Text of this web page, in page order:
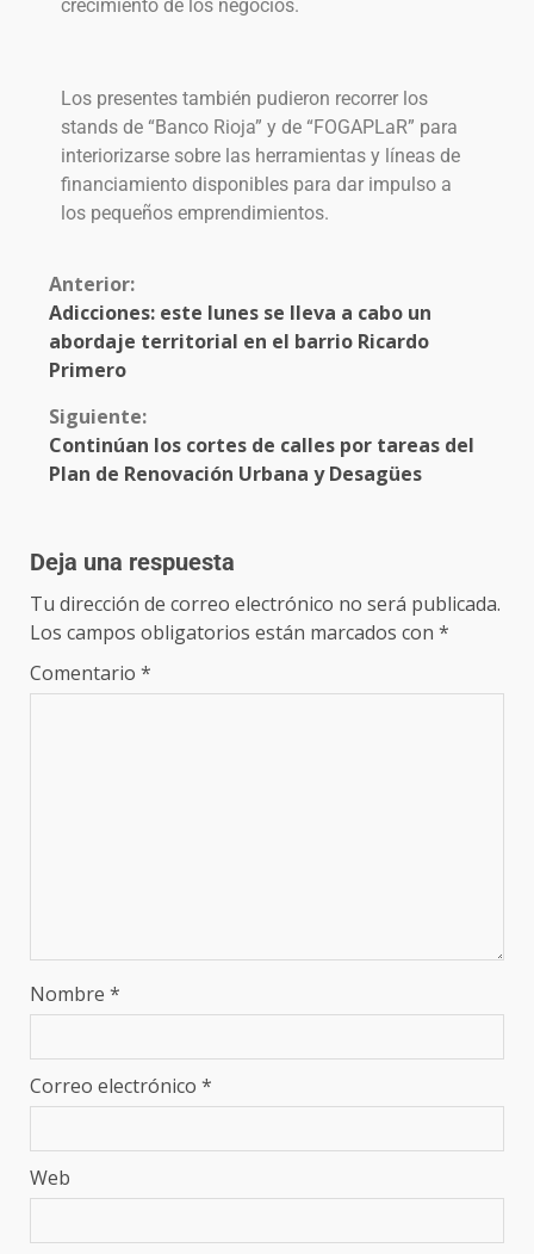
crecimiento de los negocios.
Los presentes también pudieron recorrer los
stands de “Banco Rioja” y de “FOGAPLaR” para
interiorizarse sobre las herramientas y líneas de
financiamiento disponibles para dar impulso a
los pequeños emprendimientos.
Anterior:
Adicciones: este lunes se lleva a cabo un
abordaje territorial en el barrio Ricardo
Primero
Siguiente:
Continúan los cortes de calles por tareas del
Plan de Renovación Urbana y Desagües
Deja una respuesta
Tu dirección de correo electrónico no será publicada.
Los campos obligatorios están marcados con *
Comentario *
Nombre *
Correo electrónico *
Web